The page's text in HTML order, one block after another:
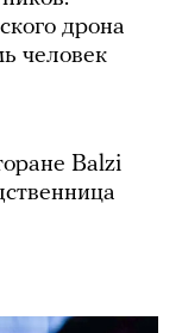
дрона
человек
Balzi